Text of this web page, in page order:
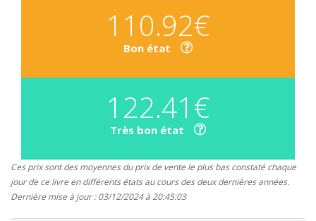
110.92€
Bon état
122.41€
Très bon état
Ces prix sont des moyennes du prix de vente le plus bas constaté chaque
jour de ce livre en différents états au cours des deux dernières années.
Dernière mise à jour : 03/12/2024 à 20:45:03